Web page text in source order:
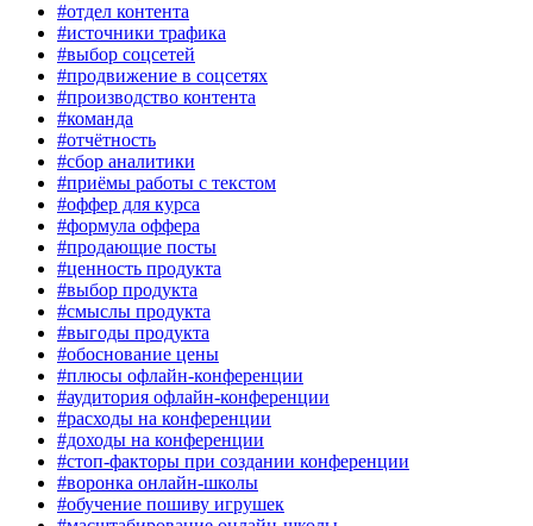
#отдел контента
#источники трафика
#выбор соцсетей
#продвижение в соцсетях
#производство контента
#команда
#отчётность
#сбор аналитики
#приёмы работы с текстом
#оффер для курса
#формула оффера
#продающие посты
#ценность продукта
#выбор продукта
#смыслы продукта
#выгоды продукта
#обоснование цены
#плюсы офлайн-конференции
#аудитория офлайн-конференции
#расходы на конференции
#доходы на конференции
#стоп-факторы при создании конференции
#воронка онлайн-школы
#обучение пошиву игрушек